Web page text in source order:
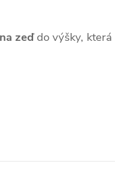
zeďdo výšky, která